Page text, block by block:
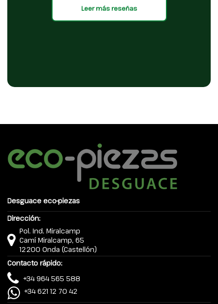
Leer más reseñas
Desguace eco-piezas
Dirección:
Pol. Ind. Miralcamp
Camí Miralcamp, 65
12200 Onda (Castellón)
Contacto rápido:
+34 964 565 588
+34 621 12 70 42